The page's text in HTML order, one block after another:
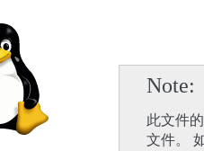
Note
此文件
文件。